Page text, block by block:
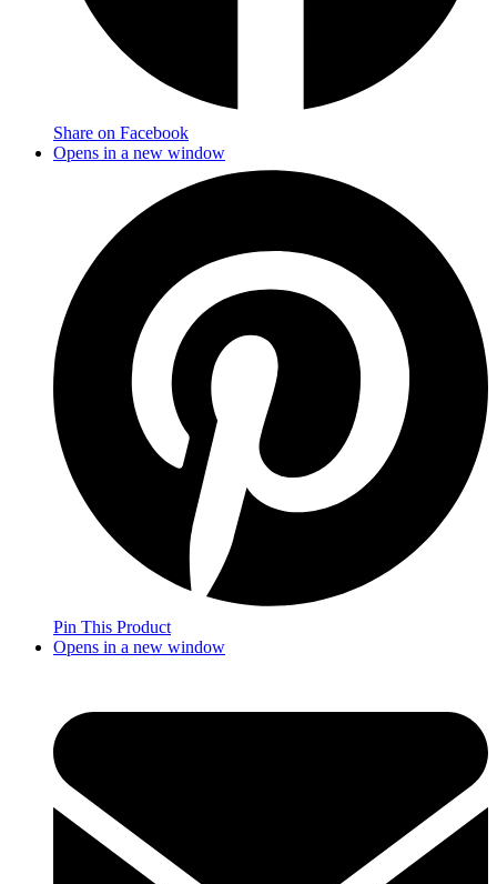
Share on Facebook
Opens in a new window
Pin This Product
Opens in a new window